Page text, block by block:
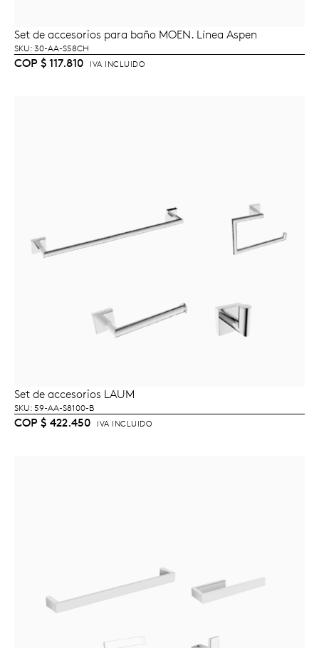
AÑADIR AL CARRITO
Set de accesorios para baño MOEN. Línea Aspen
SKU: 30-AA-S58CH
COP $ 117.810 IVA INCLUIDO
AÑADIR AL CARRITO
Set de accesorios LAUM
SKU: 59-AA-S8100-B
COP $ 422.450 IVA INCLUIDO